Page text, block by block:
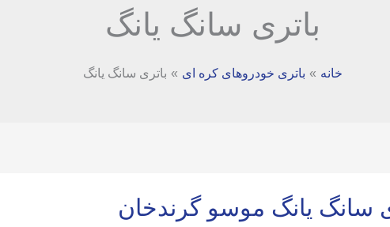
باتری سانگ یانگ
خانه باتری خودروهای کره ای باتری سانگ یانگ
سانگ یانگ موسو گرندخان